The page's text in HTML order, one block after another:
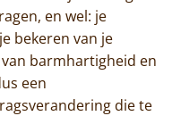
en wel: je
bekeren van je
barmhartigheid en
een
die te